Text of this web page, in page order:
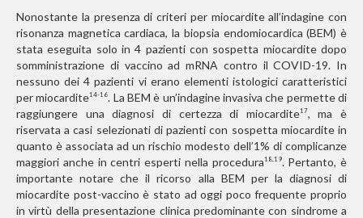
Nonostante la presenza di criteri per miocardite all’indagine con
risonanza magnetica cardiaca, la biopsia endomiocardica (BEM) è
stata eseguita solo in 4 pazienti con sospetta miocardite dopo
somministrazione di vaccino ad mRNA contro il COVID-19. In
nessuno dei 4 pazienti vi erano elementi istologici caratteristici
per miocardite14-16. La BEM è un’indagine invasiva che permette di
raggiungere una diagnosi di certezza di miocardite17, ma è
riservata a casi selezionati di pazienti con sospetta miocardite in
quanto è associata ad un rischio modesto dell’1% di complicanze
maggiori anche in centri esperti nella procedura18,19. Pertanto, è
importante notare che il ricorso alla BEM per la diagnosi di
miocardite post-vaccino è stato ad oggi poco frequente proprio
in virtù della presentazione clinica predominante con sindrome a